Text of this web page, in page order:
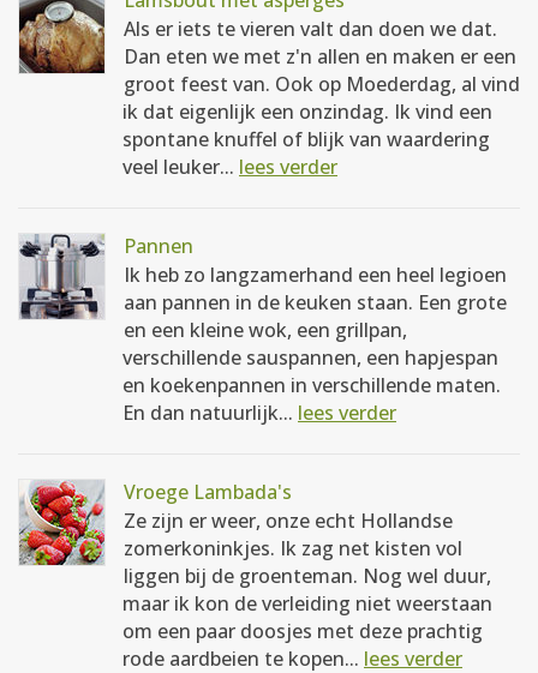
Als er iets te vieren valt dan doen we dat.
Dan eten we met z'n allen en maken er een
groot feest van. Ook op Moederdag, al vind
ik dat eigenlijk een onzindag. Ik vind een
spontane knuffel of blijk van waardering
veel leuker... lees verder
Pannen
Ik heb zo langzamerhand een heel legioen
aan pannen in de keuken staan. Een grote
en een kleine wok, een grillpan,
verschillende sauspannen, een hapjespan
en koekenpannen in verschillende maten.
En dan natuurlijk... lees verder
Vroege Lambada's
Ze zijn er weer, onze echt Hollandse
zomerkoninkjes. Ik zag net kisten vol
liggen bij de groenteman. Nog wel duur,
maar ik kon de verleiding niet weerstaan
om een paar doosjes met deze prachtig
rode aardbeien te kopen... lees verder